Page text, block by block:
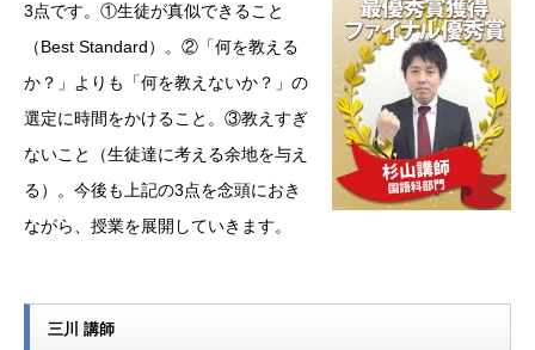
3点です。①生徒が真似できること
（Best Standard）。②「何を教える
か？」よりも「何を教えないか？」の
選定に時間をかけること。③教えすぎ
ないこと（生徒達に考える余地を与え
る）。今後も上記の3点を念頭におき
ながら、授業を展開していきます。
三川 講師